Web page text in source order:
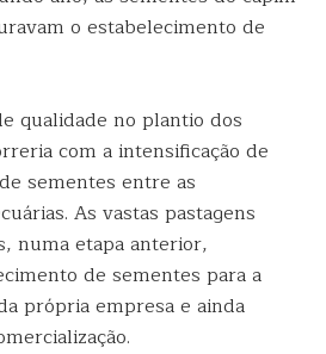
o estabelecimento de
qualidade no plantio dos
com a intensificação de
sementes entre as
As vastas pastagens
numa etapa anterior,
de sementes para a
própria empresa e ainda